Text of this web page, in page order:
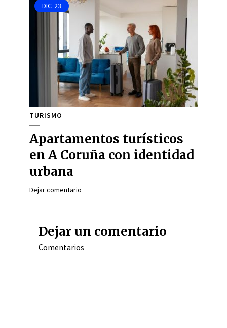
DIC 23
TURISMO
Apartamentos turísticos
en A Coruña con identidad
urbana
Dejar comentario
Dejar un comentario
Comentarios